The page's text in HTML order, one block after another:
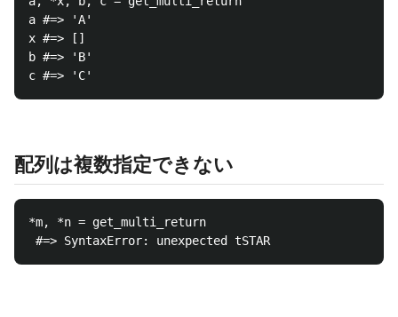
a #=> 'A'
x #=> []
b #=> 'B'
配列は複数指定できない
*m, *n = get_multi_return